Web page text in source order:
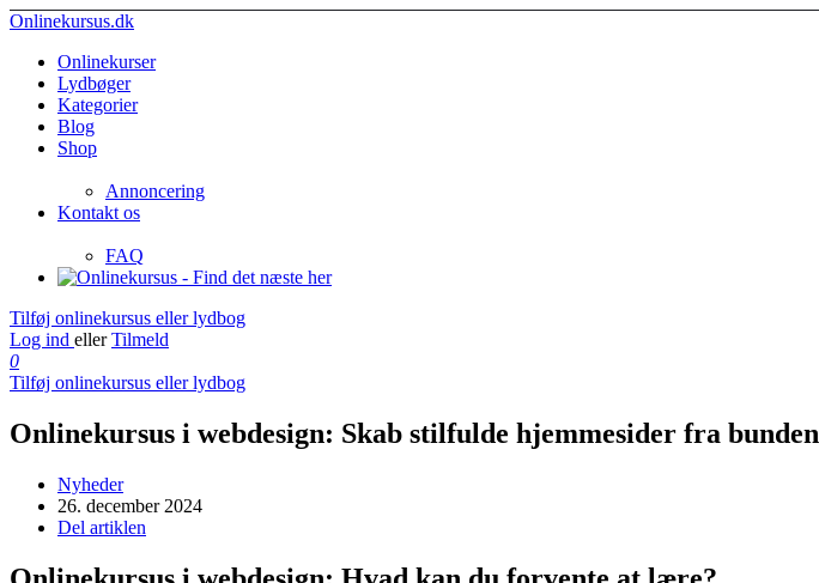
Onlinekursus.dk
Onlinekurser
Lydbøger
Kategorier
Blog
Shop
Annoncering
Kontakt os
FAQ
Tilføj onlinekursus eller lydbog
Log ind eller Tilmeld
0
Tilføj onlinekursus eller lydbog
Onlinekursus i webdesign: Skab stilfulde hjemmesider fra bunden
Nyheder
26. december 2024
Del artiklen